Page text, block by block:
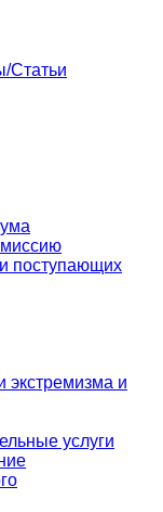
Статьи
поступающих
экстремизма и
услуги